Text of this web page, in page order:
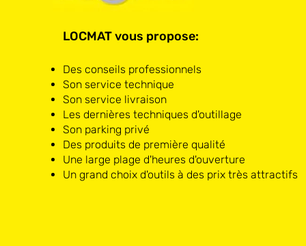
LOCMAT vous propose:
Des conseils professionnels
Son service technique
Son service livraison
Les dernières techniques d'outillage
Son parking privé
Des produits de première qualité
Une large plage d'heures d'ouverture
Un grand choix d'outils à des prix très attractifs